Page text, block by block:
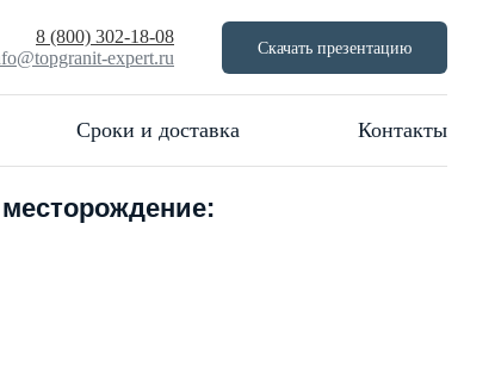
8 (800) 302-18-08
expert.ru
Скачать презентацию
Сроки и доставка Контакты